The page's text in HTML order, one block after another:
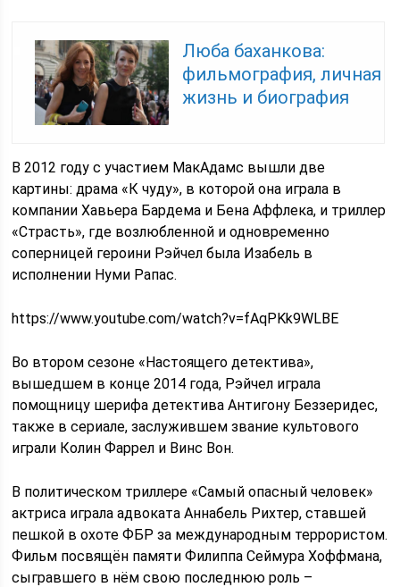
Люба баханкова:
фильмография, личная
жизнь и биография
В 2012 году с участием МакАдамс вышли две
картины: драма «К чуду», в которой она играла в
компании Хавьера Бардема и Бена Аффлека, и триллер
«Страсть», где возлюбленной и одновременно
соперницей героини Рэйчел была Изабель в
исполнении Нуми Рапас.
https://www.youtube.com/watch?v=fAqPKk9WLBE
Во втором сезоне «Настоящего детектива»,
вышедшем в конце 2014 года, Рэйчел играла
помощницу шерифа детектива Антигону Беззеридес,
также в сериале, заслужившем звание культового
играли Колин Фаррел и Винс Вон.
В политическом триллере «Самый опасный человек»
актриса играла адвоката Аннабель Рихтер, ставшей
пешкой в охоте ФБР за международным террористом.
Фильм посвящён памяти Филиппа Сеймура Хоффмана,
сыгравшего в нём свою последнюю роль –